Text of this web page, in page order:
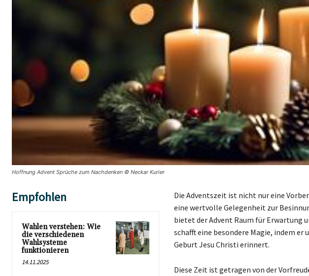
Hoffnung Advent Sprüche zum Nachdenken © Neckar Kurier
Empfohlen
Wahlen verstehen: Wie
die verschiedenen
Wahlsysteme
funktionieren
14.11.2025
Die Adventszeit ist nicht nur eine
eine wertvolle Gelegenheit zur
bietet der Advent Raum für Erwartung
schafft eine besondere Magie, indem er
Geburt Jesu Christi erinnert.
Diese Zeit ist getragen von der